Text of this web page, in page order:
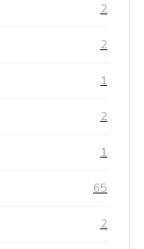
2
2
1
2
1
65
2